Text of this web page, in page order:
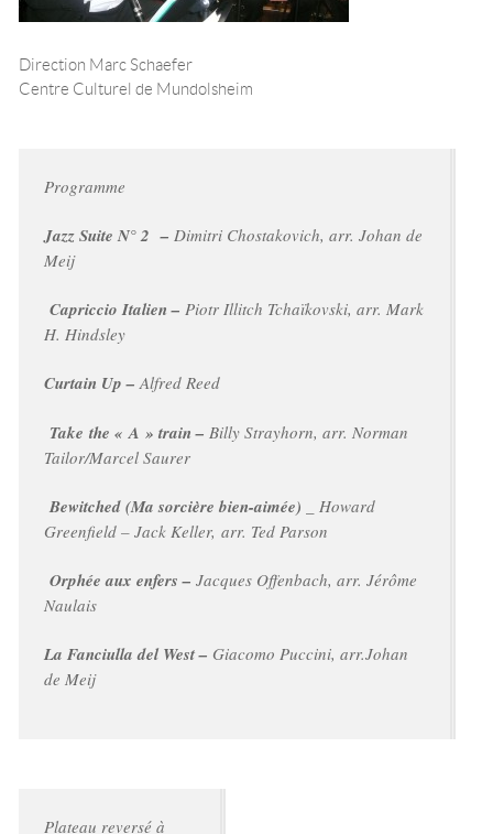
Direction Marc Schaefer
Centre Culturel de Mundolsheim
Programme
Jazz Suite N° 2 – Dimitri Chostakovich, arr. Johan de
Meij
Capriccio Italien – Piotr Illitch Tchaïkovski, arr. Mark
H. Hindsley
Curtain Up –Alfred Reed
Take the « A » train – Billy Strayhorn, arr. Norman
Tailor/Marcel Saurer
Bewitched (Ma sorcière bien-aimée) _ Howard
Greenfield – Jack Keller, arr. Ted Parson
Orphée aux enfers – Jacques Offenbach, arr. Jérôme
Naulais
La Fanciulla del West – Giacomo Puccini, arr.Johan
de Meij
Plateau reversé à